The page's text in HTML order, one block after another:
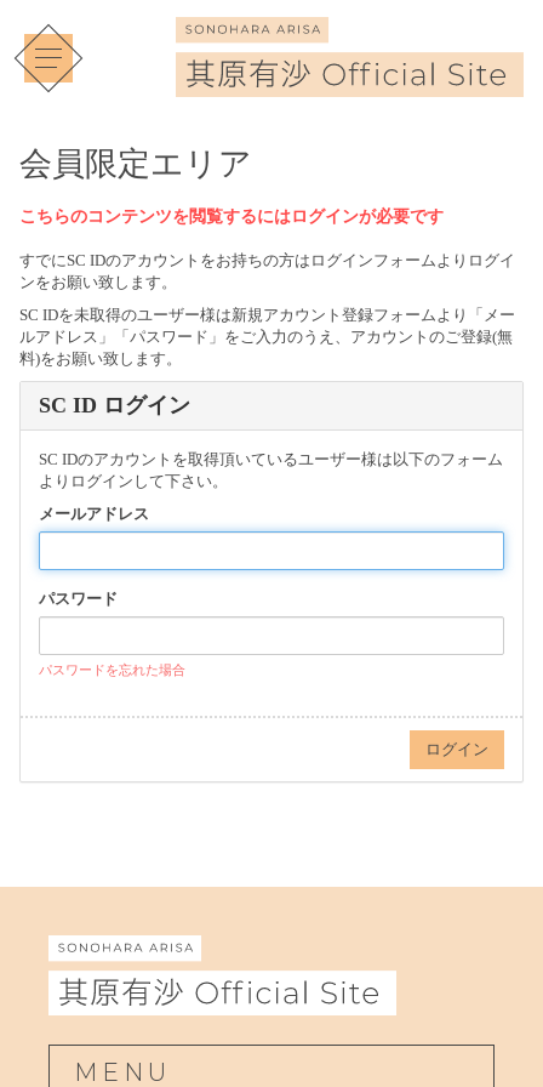
会員限定エリア
こちらのコンテンツを閲覧するにはログインが必要です
すでにSC IDのアカウントをお持ちの方はログインフォームよりログイ
ンをお願い致します。
SC IDを未取得のユーザー様は新規アカウント登録フォームより「メー
ルアドレス」「パスワード」をご入力のうえ、アカウントのご登録(無
料)をお願い致します。
SC ID ログイン
SC IDのアカウントを取得頂いているユーザー様は以下のフォーム
よりログインして下さい。
メールアドレス
パスワード
パスワードを忘れた場合
MENU